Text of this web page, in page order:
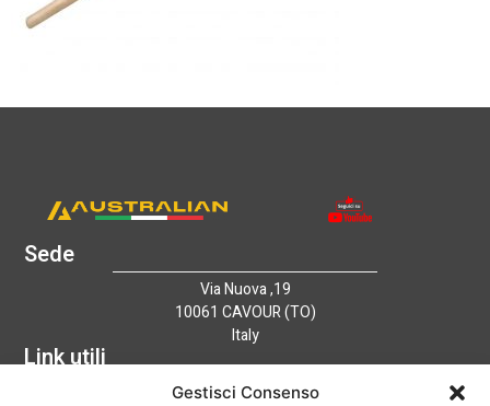
Gestisci Consenso
Sede
Via Nuova ,19
10061 CAVOUR (TO)
Italy
Link utili
Home